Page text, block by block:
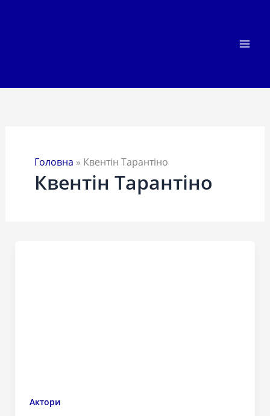
Головна » Квентін Тарантіно
Квентін Тарантіно
Актори